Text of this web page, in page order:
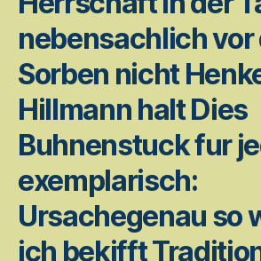
nebensachlich vor
Sorben nicht
Hillmann halt Dies
Buhnenstuck fur
exemplarisch:
Ursachegenau so
ich bekifft